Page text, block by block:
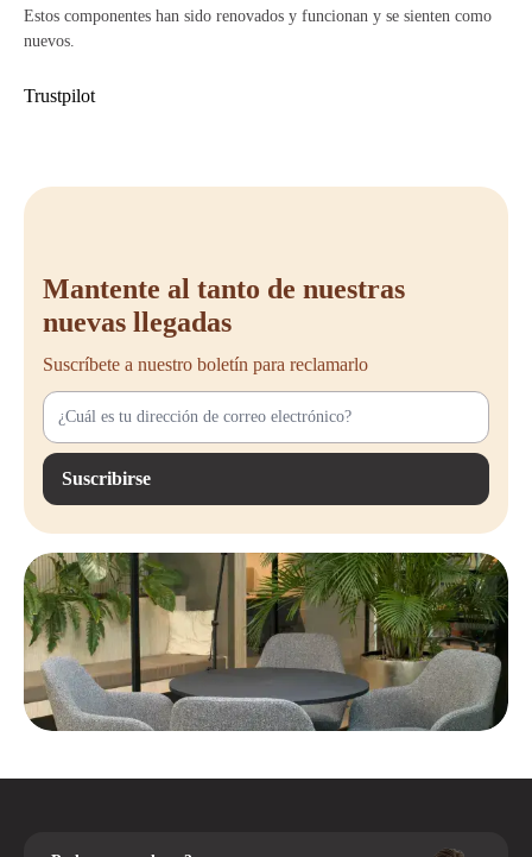
Estos componentes han sido renovados y funcionan y se sienten como
nuevos.
Trustpilot
Mantente al tanto de nuestras
nuevas llegadas
Suscríbete a nuestro boletín para reclamarlo
Suscribirse